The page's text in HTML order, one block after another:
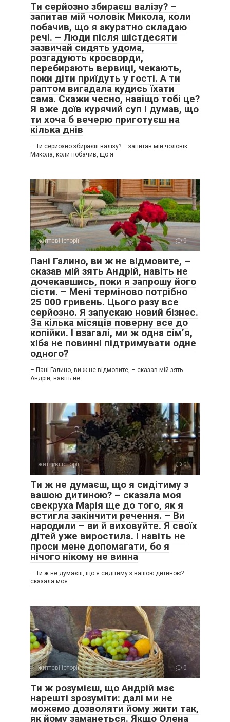
Ти серйозно збираєш валізу? –
запитав мій чоловік Микола, коли
побачив, що я акуратно складаю
речі. – Люди після шістдесяти
зазвичай сидять удома,
розгадують кросворди,
перебирають вервиці, чекають,
поки діти приїдуть у гості. А ти
раптом вигадала кудись їхати
сама. Скажи чесно, навіщо тобі це?
Я вже доїв курячий суп і думав, що
ти хоча б вечерю приготуєш на
кілька днів
– Ти серйозно збираєш валізу? – запитав мій чоловік
Микола, коли побачив, що я
життєві історії 0
Пані Галино, ви ж не відмовите, –
сказав мій зять Андрій, навіть не
дочекавшись, поки я запрошу його
сісти. – Мені терміново потрібно
25 000 гривень. Цього разу все
серйозно. Я запускаю новий бізнес.
За кілька місяців поверну все до
копійки. І взагалі, ми ж одна сім’я,
хіба не повинні підтримувати одне
одного?
– Пані Галино, ви ж не відмовите, – сказав мій зять
Андрій, навіть не
життєві історії 0
Ти ж не думаєш, що я сидітиму з
вашою дитиною? – сказала моя
свекруха Марія ще до того, як я
встигла закінчити речення. – Ви
народили – ви й виховуйте. Я своїх
дітей уже виростила. І навіть не
проси мене допомагати, бо я
нічого нікому не винна
– Ти ж не думаєш, що я сидітиму з вашою дитиною? –
сказала моя
життєві історії 0
Ти ж розумієш, що Андрій має
нарешті зрозуміти: далі ми не
можемо дозволяти йому жити так,
як йому заманеться. Якщо Олена